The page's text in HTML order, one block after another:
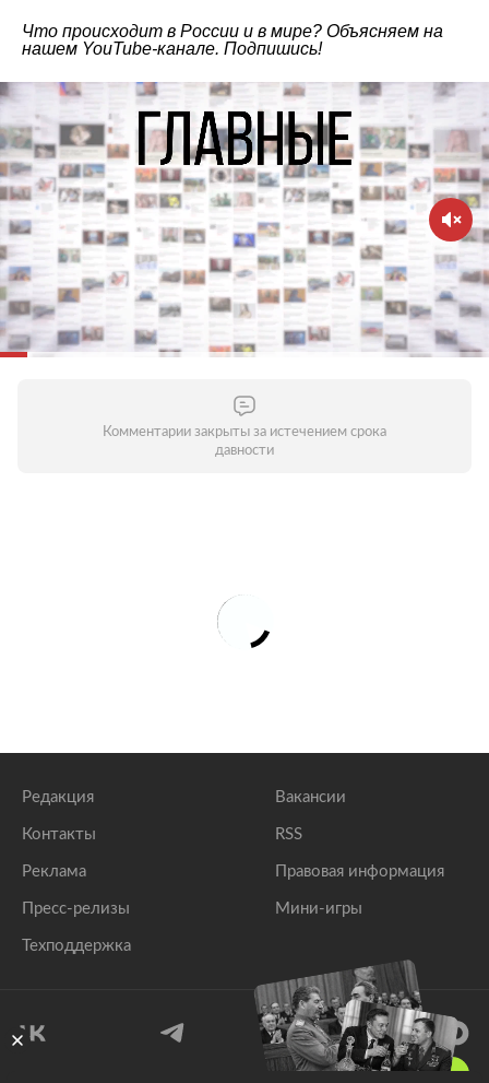
Что происходит в России и в мире? Объясняем на
нашем YouTube-канале. Подпишись!
Комментарии закрыты за истечением срока
давности
Редакция
Контакты
Реклама
Пресс-релизы
Техподдержка
Вакансии
RSS
Правовая информация
Мини-игры